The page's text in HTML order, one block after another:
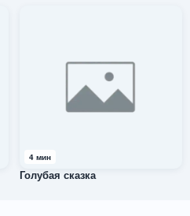
4 мин
Голубая сказка